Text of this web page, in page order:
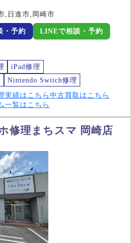
,日進市,岡崎市
・予約 LINEで相談・予約
iPad修理
Nintendo Switch修理
実績はこちら 中古買取はこちら
一覧はこちら
修理まちスマ 岡崎店